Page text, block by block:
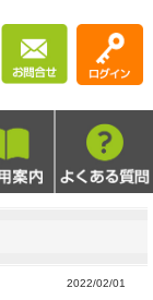
2022/02/01